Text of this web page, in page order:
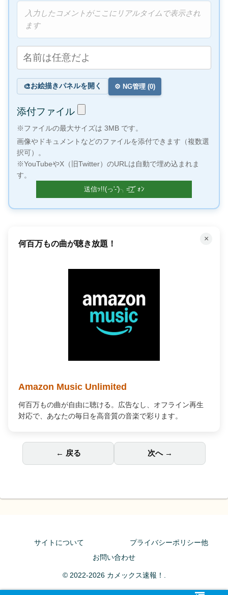
入力したコメントがここにリアルタイムで表示され
ます
🎨お絵描きパネルを開く ⚙️ NG管理 (0)
添付ファイル
※ファイルの最大サイズは 3MB です。
画像やドキュメントなどのファイルを添付できます（複数選
択可）。
※YouTubeやX（旧Twitter）のURLは自動で埋め込まれま
す。
×
何百万もの曲が聴き放題！
Amazon Music Unlimited
何百万もの曲が自由に聴ける。広告なし、オフライン再生
対応で、あなたの毎日を高音質の音楽で彩ります。
← 戻る 次へ →
サイトについて
プライバシーポリシー他
お問い合わせ
© 2022-2026 カメックス速報！.